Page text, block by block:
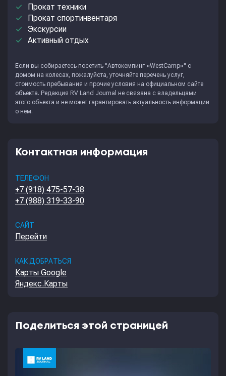
done Прокат техники
done Прокат спортинвентаря
done Экскурсии
done Активный отдых
Если вы собираетесь посетить "Автокемпинг «WestCamp»" с
домом на колесах, пожалуйста, уточняйте перечень услуг,
стоимость пребывания и прочие условия на официальном сайте
объекта. Редакция RV Land Journal не связана с владельцами
этого объекта и не может гарантировать актуальность информации
о нем.
Контактная информация
ТЕЛЕФОН
+7 (918) 475-57-38
+7 (988) 319-33-90
САЙТ
Перейти
КАК ДОБРАТЬСЯ
Карты Google
Яндекс.Карты
Поделиться этой страницей